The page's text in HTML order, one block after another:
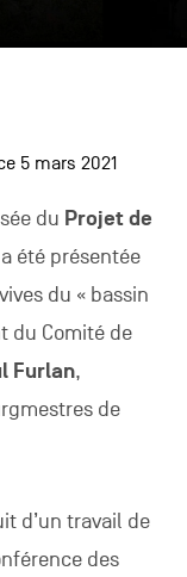
5 mars 2021
du Projet de
a été présentée
du « bassin
du Comité de
Furlan,
de
d’un travail de
des